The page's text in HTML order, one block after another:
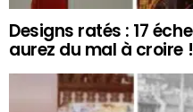
Designs ratés : 17
aurez du mal à croire !